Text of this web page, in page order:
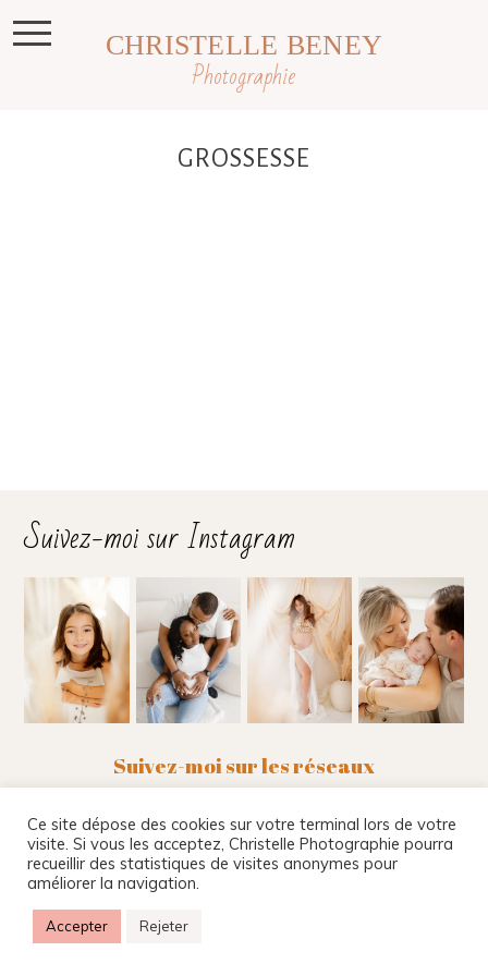
Photographie
CHRISTELLE BENEY
GROSSESSE
Suivez-moi sur Instagram
Suivez-moi sur les réseaux
Christelle Beney Photographie | Site internet par
Agnes Colombo & Romain Kersulec
légales
Ce site dépose des cookies sur votre terminal lors de votre
visite. Si vous les acceptez, Christelle Photographie pourra
recueillir des statistiques de visites anonymes pour
améliorer la navigation.
Accepter Rejeter